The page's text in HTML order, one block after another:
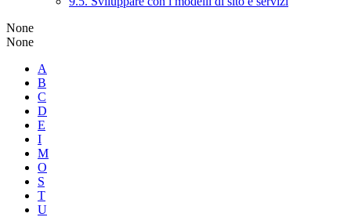
None
None
A
B
C
D
E
I
M
O
S
T
U